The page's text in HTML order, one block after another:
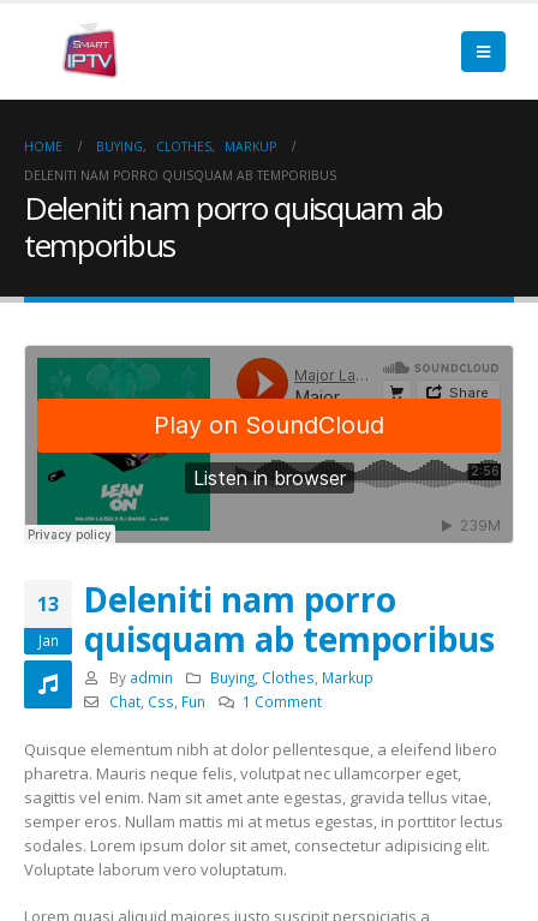
HOME BUYING, CLOTHES,
MARKUP
DELENITI NAM PORRO QUISQUAM AB TEMPORIBUS
Deleniti nam porro quisquam ab
temporibus
13
Jan
Deleniti nam porro
quisquam ab temporibus
By admin Buying Clothes Markup
Chat, Css Fun 1 Comment
Quisque elementum nibh at dolor pellentesque, a eleifend libero
pharetra. Mauris neque felis, volutpat nec ullamcorper eget,
sagittis vel enim. Nam sit amet ante egestas, gravida tellus vitae,
semper eros. Nullam mattis mi at metus egestas, in porttitor lectus
sodales. Lorem ipsum dolor sit amet, consectetur adipisicing elit.
Voluptate laborum vero voluptatum.
Lorem quasi aliquid maiores iusto suscipit perspiciatis a